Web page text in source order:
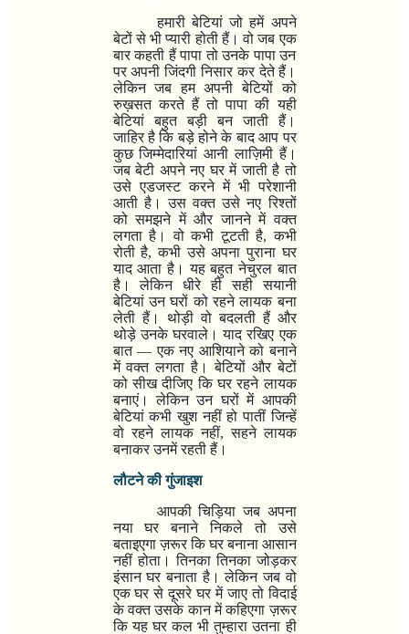
हमारी बेटियां जो हमें अपने
बेटों से भी प्यारी होती हैं। वो जब एक
बार कहती हैं पापा तो उनके पापा उन
पर अपनी जिंदगी निसार कर देते हैं।
लेकिन जब हम अपनी बेटियों को
रुख़सत करते हैं तो पापा की यही
बेटियां बहुत बड़ी बन जाती हैं।
जाहिर है कि बड़े होने के बाद आप पर
कुछ जिम्मेदारियां आनी लाज़िमी हैं।
जब बेटी अपने नए घर में जाती है तो
उसे एडजस्ट करने में भी परेशानी
आती है। उस वक्त उसे नए रिश्तों
को समझने में और जानने में वक्त
लगता है। वो कभी टूटती है,कभी
रोती है,कभी उसे अपना पुराना घर
याद आता है। यह बहुत नेचुरल बात
है। लेकिन धीरे ही सही सयानी
बेटियां उन घरों को रहने लायक बना
लेती हैं। थोड़ी वो बदलती हैं और
थोड़े उनके घरवाले। याद रखिए एक
बात —एक नए आशियाने को बनाने
में वक्त लगता है। बेटियों और बेटों
को सीख दीजिए कि घर रहने लायक
बनाएं। लेकिन उन घरों में आपकी
बेटियां कभी खुश नहीं हो पातीं जिन्हें
वो रहने लायक नहीं,सहने लायक
बनाकर उनमें रहती हैं।
लौटने की गुंजाइश
आपकी चिड़िया जब अपना
नया घर बनाने निकले तो उसे
बताइएगा ज़रूर कि घर बनाना आसान
नहीं होता। तिनका तिनका जोड़कर
इंसान घर बनाता है। लेकिन जब वो
एक घर से दूसरे घर में जाए तो विदाई
के वक्त उसके कान में कहिएगा ज़रूर
कि यह घर कल भी तुम्हारा उतना ही